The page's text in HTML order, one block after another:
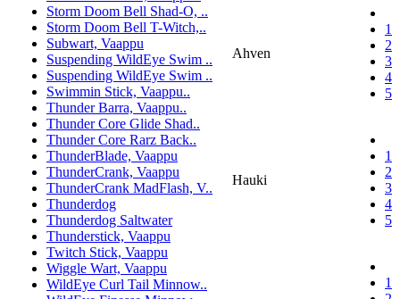
Storm Doom Bell Shad-O, ..
Storm Doom Bell T-Witch,..
Subwart, Vaappu
Suspending WildEye Swim ..
Suspending WildEye Swim ..
Swimmin Stick, Vaappu..
Thunder Barra, Vaappu..
Thunder Core Glide Shad..
Thunder Core Rarz Back..
ThunderBlade, Vaappu
ThunderCrank, Vaappu
ThunderCrank MadFlash, V..
Thunderdog
Thunderdog Saltwater
Thunderstick, Vaappu
Twitch Stick, Vaappu
Wiggle Wart, Vaappu
WildEye Curl Tail Minnow..
Ahven
1
2
3
4
5
Hauki
1
2
3
4
5
1